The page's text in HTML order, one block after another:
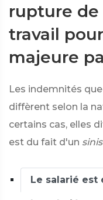
rupture
travail
majeure
Les indemnités
diffèrent selon la
certains cas, elles
est du fait d'un
Le salarié est